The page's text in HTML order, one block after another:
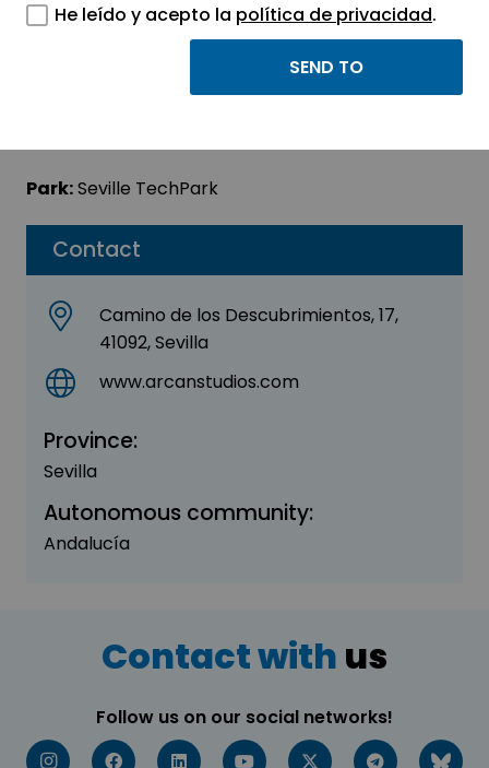
Contact
Camino de los Descubrimientos, 17,
41092, Sevilla
www.arcanstudios.com
Province:
Sevilla
Autonomous community:
Andalucía
Arcana (El Cubo)
Park:Seville TechPark
Contact with us
Follow us on our social networks!
He leído y acepto la política de privacidad.